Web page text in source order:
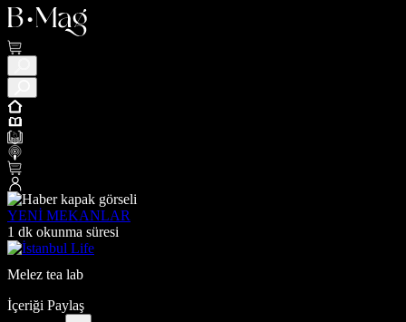
YENİ MEKANLAR
1 dk okunma süresi
Melez tea lab
İçeriği Paylaş